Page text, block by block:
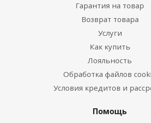
Гарантия на товар
Возврат товара
Услуги
Как купить
Лояльность
Обработка файлов
Условия кредитов и
Помощь